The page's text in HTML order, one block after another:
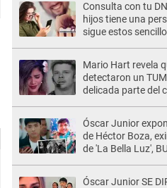
Consulta con tu
hijos tiene una
sigue estos
Mario Hart revela
detectaron un
delicada parte del
muy fuertes..."
Óscar Junior
de Héctor Boza,
de 'La Bella Luz',
de maltrato:
Óscar Junior SE